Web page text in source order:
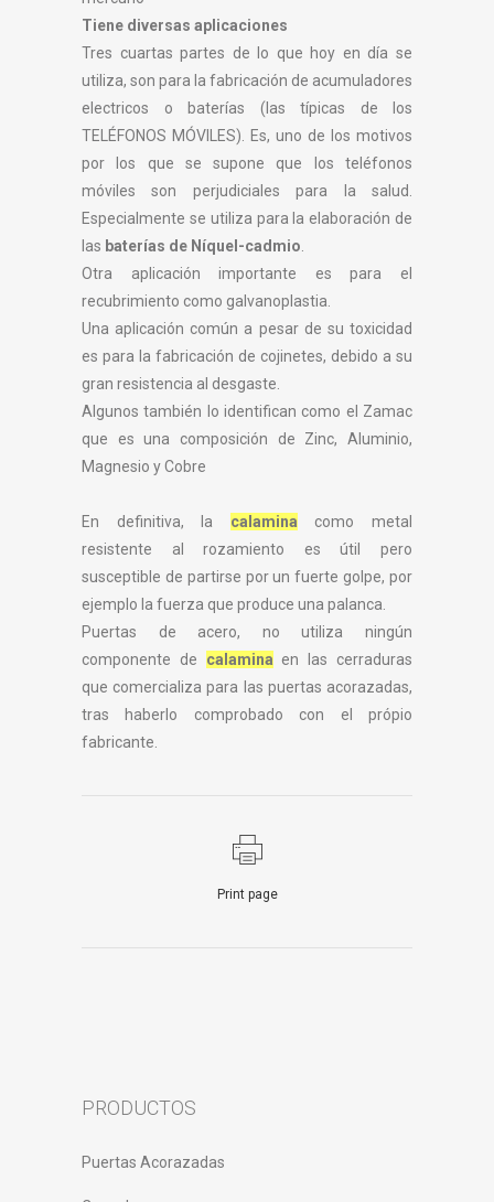
Tiene diversas aplicaciones
Tres cuartas partes de lo que hoy en día se
utiliza, son para la fabricación de acumuladores
electricos o baterías (las típicas de los
TELÉFONOS MÓVILES). Es, uno de los motivos
por los que se supone que los teléfonos
móviles son perjudiciales para la salud.
Especialmente se utiliza para la elaboración de
las baterías de Níquel-cadmio
Otra aplicación importante es para el
recubrimiento como galvanoplastia.
Una aplicación común a pesar de su toxicidad
es para la fabricación de cojinetes, debido a su
gran resistencia al desgaste.
Algunos también lo identifican como el Zamac
que es una composición de Zinc, Aluminio,
Magnesio y Cobre
En definitiva, la calamina como metal
resistente al rozamiento es útil pero
susceptible de partirse por un fuerte golpe, por
ejemplo la fuerza que produce una palanca.
Puertas de acero, no utiliza ningún
componente de calamina en las cerraduras
que comercializa para las puertas acorazadas,
tras haberlo comprobado con el própio
fabricante.
Print page
PRODUCTOS
Puertas Acorazadas